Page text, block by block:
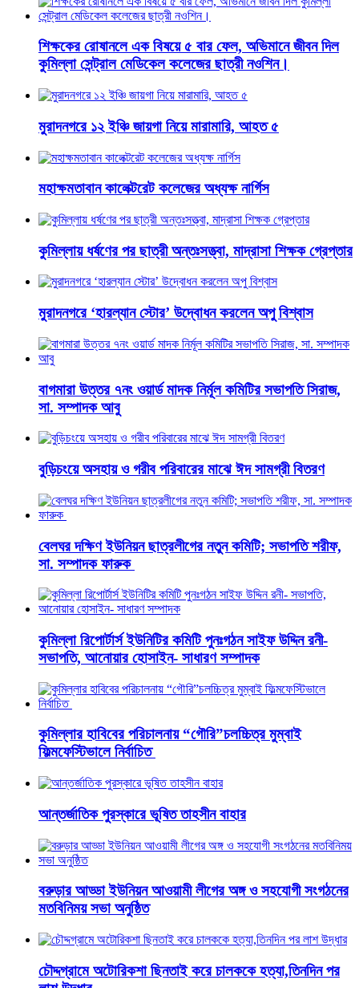
শিক্ষকের রোষানলে এক বিষয়ে ৫ বার ফেল, অভিমানে জীবন দিল
কুমিল্লা সেন্ট্রাল মেডিকেল কলেজের ছাত্রী নওশিন।
মুরাদনগরে ১২ ইঞ্চি জায়গা নিয়ে মারামারি, আহত ৫
মহাক্ষমতাবান কালেক্টরেট কলেজের অধ্যক্ষ নার্গিস
কুমিল্লায় ধর্ষণের পর ছাত্রী অন্তঃসত্ত্বা, মাদ্রাসা শিক্ষক গ্রেপ্তার
মুরাদনগরে ‘হারল্যান স্টোর’ উদ্বোধন করলেন অপু বিশ্বাস
বাগমারা উত্তর ৭নং ওয়ার্ড মাদক নির্মূল কমিটির সভাপতি সিরাজ,
সা. সম্পাদক আবু
বুড়িচংয়ে অসহায় ও গরীব পরিবারের মাঝে ঈদ সামগ্রী বিতরণ
বেলঘর দক্ষিণ ইউনিয়ন ছাত্রলীগের নতুন কমিটি; সভাপতি শরীফ,
সা. সম্পাদক ফারুক
কুমিল্লা রিপোর্টার্স ইউনিটির কমিটি পুনঃগঠন সাইফ উদ্দিন রনী-
সভাপতি, আনোয়ার হোসাইন- সাধারণ সম্পাদক
কুমিল্লার হাবিবের পরিচালনায় “গৌরি”চলচ্চিত্র মুম্বাই
ফিল্মফেস্টিভালে নির্বাচিত
আন্তর্জাতিক পুরস্কারে ভূষিত তাহসীন বাহার
বরুড়ার আড্ডা ইউনিয়ন আওয়ামী লীগের অঙ্গ ও সহযোগী সংগঠনের
মতবিনিময় সভা অনুষ্ঠিত
চৌদ্দগ্রামে অটোরিকশা ছিনতাই করে চালককে হত্যা,তিনদিন পর